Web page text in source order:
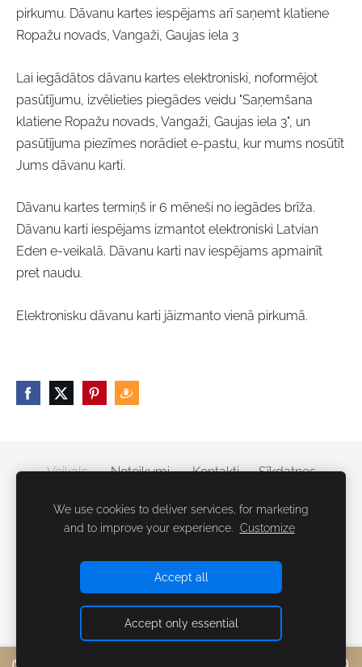
pirkumu. Dāvanu kartes iespējams arī saņemt klatiene
Ropažu novads, Vangaži, Gaujas iela 3
Lai iegādātos dāvanu kartes elektroniski, noformējot
pasūtījumu, izvēlieties piegādes veidu "Saņemšana
klatiene Ropažu novads, Vangaži, Gaujas iela 3", un
pasūtījuma piezīmes norādiet e-pastu, kur mums nosūtīt
Jums dāvanu karti.
Dāvanu kartes termiņš ir 6 mēneši no iegādes brīža.
Dāvanu karti iespējams izmantot elektroniski Latvian
Eden e-veikalā. Dāvanu karti nav iespējams apmainīt
pret naudu.
Elektronisku dāvanu karti jāizmanto vienā pirkumā.
Veikals Noteikumi Kontakti Sīkdatnes
Radīts ar mīlestību un ticību Dievā
+371 28225037
latvian.eden@gmail.com
We use cookies to deliver services, for marketing
and to improve your experience.
Customize
Accept all
Accept only essential